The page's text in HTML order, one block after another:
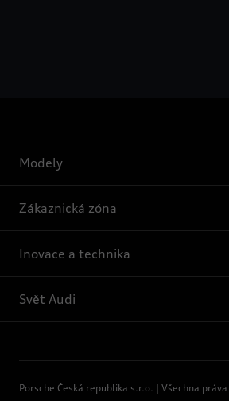
Modely
Zákaznická zóna
Inovace a technika
Svět Audi
Porsche Česká republika s.r.o. | Všechna